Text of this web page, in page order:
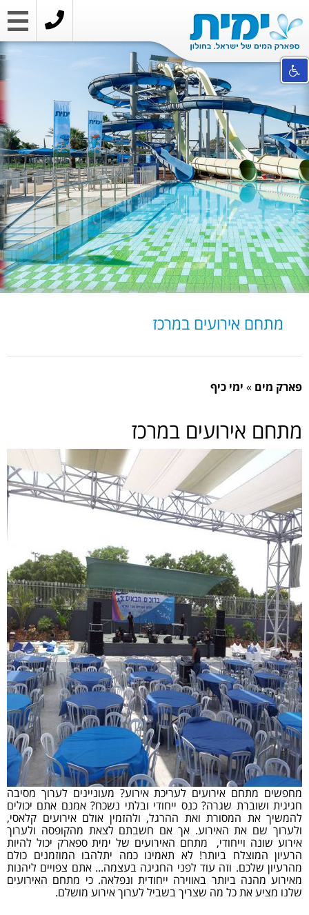
מתחם אירועים במרכז
פארק מים » ימי כיף
מתחם אירועים במרכז
מחפשים מתחם אירועים לעריכת אירוע? מעוניינים לערוך מסיבה
חגיגית ושוברת שגרה? כנס ייחודי ובלתי נשכח? אמנם אתם יכולים
להמשיך את המסורת ואת ההרגל, ולהזמין אולם אירועים קלאסי,
ולערוך שם את האירוע. אך אם חשבתם לצאת מהקופסה ולערוך
אירוע שונה וייחודי, מתחם האירועים של ימית ספארק יכול להיות
הרעיון המוצלח ביותר! לא תאמינו כמה יתלהבו המוזמנים כולם
מהרעיון שלכם. וזה עוד לפני החגיגה בעצמה... אתם צפויים ליהנות
מאירוע מהנה ביותר באווירה ייחודית ונפלאה. כי מתחם האירועים
שלנו מציע את כל מה שצריך בשביל לערוך אירוע מושלם.